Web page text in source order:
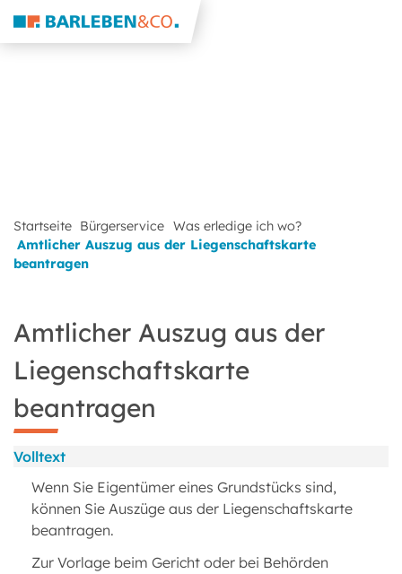
Startseite Bürgerservice Was erledige ich wo?
Amtlicher Auszug aus der Liegenschaftskarte
beantragen
Amtlicher Auszug aus der
Liegenschaftskarte
beantragen
Volltext
Wenn Sie Eigentümer eines Grundstücks sind,
können Sie Auszüge aus der Liegenschaftskarte
beantragen.
Zur Vorlage beim Gericht oder bei Behörden